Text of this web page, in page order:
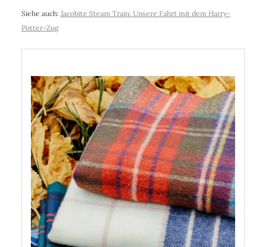
Siehe auch: Jacobite Steam Train: Unsere Fahrt mit dem Harry-
Potter-Zug